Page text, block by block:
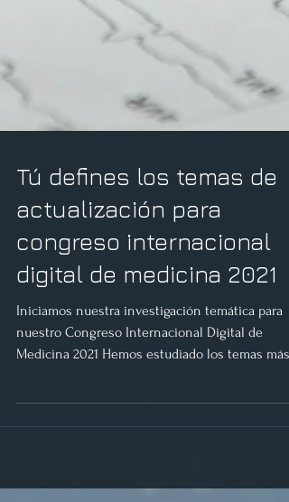
Tú defines los temas de
actualización para
congreso internacional
digital de medicina 2021
Iniciamos nuestra investigación temática para
nuestro Congreso Internacional Digital de